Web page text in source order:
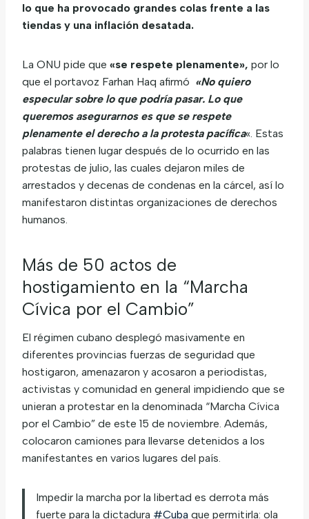
lo que ha provocado grandes colas frente a las
tiendas y una inflación desatada.
La ONU pide que «se respete plenamente», por lo
que el portavoz Farhan Haq afirmó «No quiero
especular sobre lo que podría pasar. Lo que
queremos asegurarnos es que se respete
plenamente el derecho a la protesta pacífica«. Estas
palabras tienen lugar después de lo ocurrido en las
protestas de julio, las cuales dejaron miles de
arrestados y decenas de condenas en la cárcel, así lo
manifestaron distintas organizaciones de derechos
humanos.
Más de 50 actos de
hostigamiento en la “Marcha
Cívica por el Cambio”
El régimen cubano desplegó masivamente en
diferentes provincias fuerzas de seguridad que
hostigaron, amenazaron y acosaron a periodistas,
activistas y comunidad en general impidiendo que se
unieran a protestar en la denominada “Marcha Cívica
por el Cambio” de este 15 de noviembre. Además,
colocaron camiones para llevarse detenidos a los
manifestantes en varios lugares del país.
Impedir la marcha por la libertad es derrota más
fuerte para la dictadura #Cuba que permitirla: ola